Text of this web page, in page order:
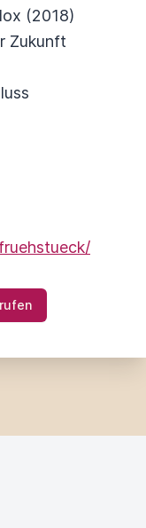
(2018)
Zukunft